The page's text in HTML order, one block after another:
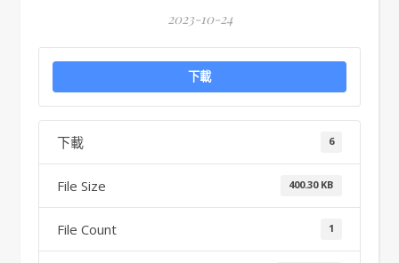
2023-10-24
下載
下載 6
File Size 400.30 KB
File Count 1